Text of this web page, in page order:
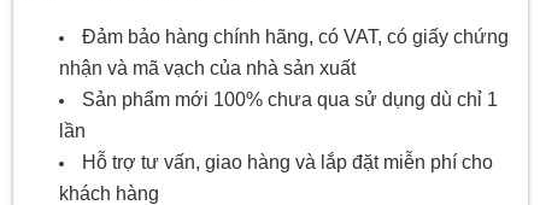
Đảm bảo hàng chính hãng, có VAT, có giấy chứng
nhận và mã vạch của nhà sản xuất
Sản phẩm mới 100% chưa qua sử dụng dù chỉ 1
lần
Hỗ trợ tư vấn, giao hàng và lắp đặt miễn phí cho
khách hàng